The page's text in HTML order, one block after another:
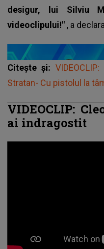
desigur, lui Silviu
videoclipului!" , a
Citește și:
Stratan- Cu pistolul la
VIDEOCLIP:
ai indragostit